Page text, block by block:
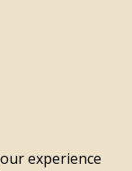
experience